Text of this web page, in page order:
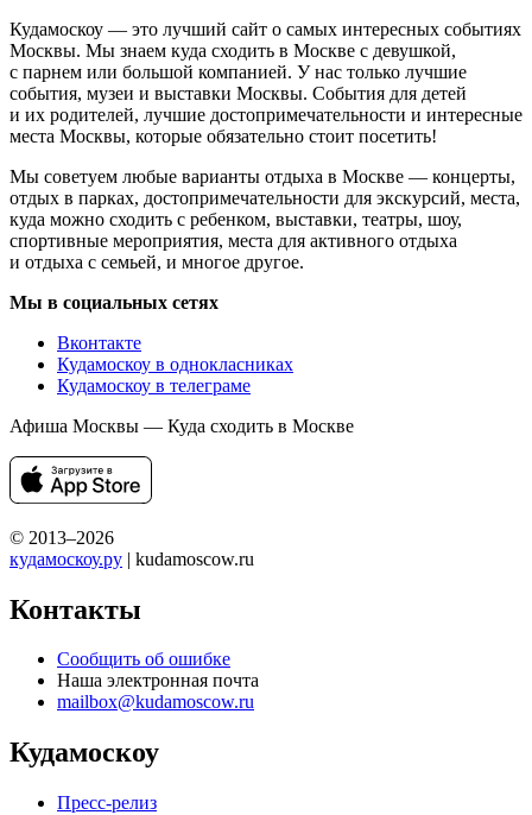
Кудамоскоу — это лучший сайт о самых интересных событиях
Москвы. Мы знаем куда сходить в Москве с девушкой,
с парнем или большой компанией. У нас только лучшие
события, музеи и выставки Москвы. События для детей
и их родителей, лучшие достопримечательности и интересные
места Москвы, которые обязательно стоит посетить!
Мы советуем любые варианты отдыха в Москве — концерты,
отдых в парках, достопримечательности для экскурсий, места,
куда можно сходить с ребенком, выставки, театры, шоу,
спортивные мероприятия, места для активного отдыха
и отдыха с семьей, и многое другое.
Мы в социальных сетях
Вконтакте
Кудамоскоу в однокласниках
Кудамоскоу в телеграме
Афиша Москвы — Куда сходить в Москве
© 2013–2026
кудамоскоу.ру | kudamoscow.ru
Контакты
Сообщить об ошибке
Наша электронная почта
mailbox@kudamoscow.ru
Кудамоскоу
Пресс-релиз